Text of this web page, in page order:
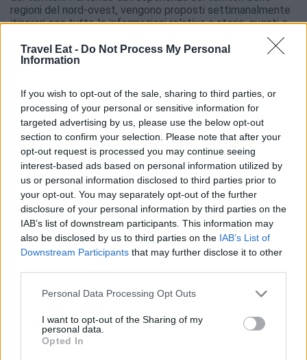
Travel Eat - Do Not Process My Personal
Information
If you wish to opt-out of the sale, sharing to third parties, or
processing of your personal or sensitive information for
targeted advertising by us, please use the below opt-out
section to confirm your selection. Please note that after your
opt-out request is processed you may continue seeing
interest-based ads based on personal information utilized by
us or personal information disclosed to third parties prior to
your opt-out. You may separately opt-out of the further
disclosure of your personal information by third parties on the
IAB’s list of downstream participants. This information may
also be disclosed by us to third parties on the IAB’s List of
Downstream Participants that may further disclose it to other
Personal Data Processing Opt Outs
I want to opt-out of the Sharing of my
personal data.
Opted In
regioni del nord-ovest, vengono proposti settimanalmente
itinerari con tutte le informazioni relative a storia, eventi e
tradizioni. Con una particolare attenzione rivolta alle novità
enogastronomiche, ed alle strutture di accoglienza e di
ristorazione. Informazioni utili per chi ama viaggiare per
Direttore Editoriale di TravelEat – Claudio Porchia
Giornalista, appassionato di gastronomia, scrive su riviste e
quotidiani e cura rubriche gastronomiche su diverse testate
online. Promuove eventi culturali ed è direttore del premio
letterario “Libri da Gustare”. È presidente dell’Associazione
Ristoranti della Tavolozza, riferimento importante per chi
vuole scoprire la cucina regionale autentica, dove tradizione
e accoglienza sono insieme protagoniste. Cura dal 2015 la
“Guida dei migliori ristoranti del Piemonte, Liguria e Valle
d’Aosta”. Esperto di marketing territoriale, promuove ed ha
promosso iniziative per valorizzare le tante eccellenze
della Liguria e del Piemonte. Ha realizzato ricerche e
prodotto documentari; ha scritto diversi libri, fra cui uno
dedicato alla storia del Festival della Canzone di Sanremo;
conosciuto come il Giardiniere di Calvino.
Sono consentite le citazioni a titolo di cronaca, studio,
critica o recensione, purché accompagnate dall’indicazione
della fonte “TravelEat.it”, compreso l’indirizzo telematico